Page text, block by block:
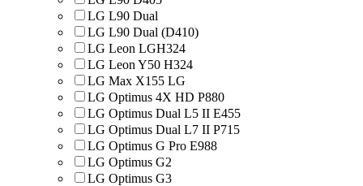
LG L90 Dual
LG L90 Dual (D410)
LG Leon LGH324
LG Leon Y50 H324
LG Max X155 LG
LG Optimus 4X HD P880
LG Optimus Dual L5 II E455
LG Optimus Dual L7 II P715
LG Optimus G Pro E988
LG Optimus G2
LG Optimus G3